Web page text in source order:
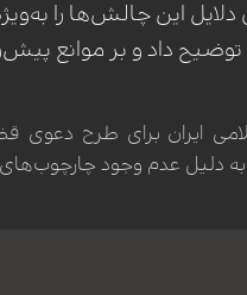
این چالش‌ها را
داد و بر موانع
برای طرح دعوی
دلیل عدم وجود چارچوب‌های